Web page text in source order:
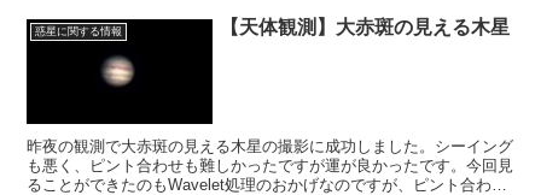
惑星に関する情報 【天体観測】大赤斑の見える木星
昨夜の観測で大赤斑の見える木星の撮影に成功しました。シーイング
も悪く、ピント合わせも難しかったですが運が良かったです。今回見
ることができたのもWavelet処理のおかげなのですが、ピント合わせ